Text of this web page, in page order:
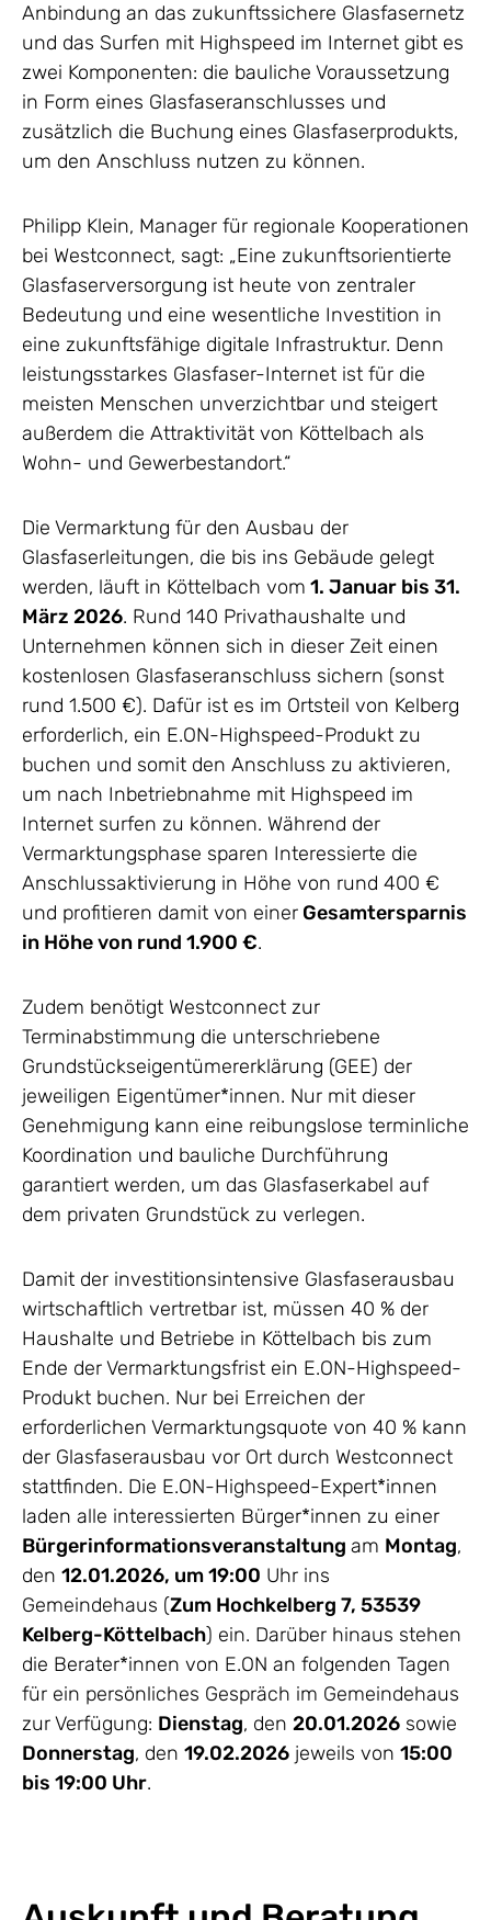
Anbindung an das zukunftssichere Glasfasernetz
und das Surfen mit Highspeed im Internet gibt es
zwei Komponenten: die bauliche Voraussetzung
in Form eines Glasfaseranschlusses und
zusätzlich die Buchung eines Glasfaserprodukts,
um den Anschluss nutzen zu können.
Philipp Klein, Manager für regionale Kooperationen
bei Westconnect, sagt: „Eine zukunftsorientierte
Glasfaserversorgung ist heute von zentraler
Bedeutung und eine wesentliche Investition in
eine zukunftsfähige digitale Infrastruktur. Denn
leistungsstarkes Glasfaser-Internet ist für die
meisten Menschen unverzichtbar und steigert
außerdem die Attraktivität von Köttelbach als
Wohn- und Gewerbestandort.“
Die Vermarktung für den Ausbau der
Glasfaserleitungen, die bis ins Gebäude gelegt
werden, läuft in Köttelbach vom 1. Januar bis 31.
März 2026. Rund 140 Privathaushalte und
Unternehmen können sich in dieser Zeit einen
kostenlosen Glasfaseranschluss sichern (sonst
rund 1.500 €). Dafür ist es im Ortsteil von Kelberg
erforderlich, ein E.ON-Highspeed-Produkt zu
buchen und somit den Anschluss zu aktivieren,
um nach Inbetriebnahme mit Highspeed im
Internet surfen zu können. Während der
Vermarktungsphase sparen Interessierte die
Anschlussaktivierung in Höhe von rund 400 €
und profitieren damit von einer Gesamtersparnis
in Höhe von rund 1.900 €.
Zudem benötigt Westconnect zur
Terminabstimmung die unterschriebene
Grundstückseigentümererklärung (GEE) der
jeweiligen Eigentümer*innen. Nur mit dieser
Genehmigung kann eine reibungslose terminliche
Koordination und bauliche Durchführung
garantiert werden, um das Glasfaserkabel auf
dem privaten Grundstück zu verlegen.
Damit der investitionsintensive Glasfaserausbau
wirtschaftlich vertretbar ist, müssen 40 % der
Haushalte und Betriebe in Köttelbach bis zum
Ende der Vermarktungsfrist ein E.ON-Highspeed-
Produkt buchen. Nur bei Erreichen der
erforderlichen Vermarktungsquote von 40 % kann
der Glasfaserausbau vor Ort durch Westconnect
stattfinden. Die E.ON-Highspeed-Expert*innen
laden alle interessierten Bürger*innen zu einer
Bürgerinformationsveranstaltung am Montag,
den 12.01.2026, um 19:00 Uhr ins
Gemeindehaus (Zum Hochkelberg 7, 53539
Kelberg-Köttelbach) ein. Darüber hinaus stehen
die Berater*innen von E.ON an folgenden Tagen
für ein persönliches Gespräch im Gemeindehaus
zur Verfügung: Dienstag, den 20.01.2026 sowie
Donnerstag, den 19.02.2026 jeweils von 15:00
bis 19:00 Uhr.